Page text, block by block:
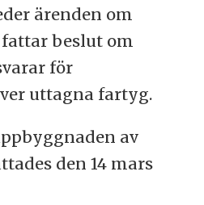
ärenden om
beslut om
för
uttagna fartyg.
av
den 14 mars